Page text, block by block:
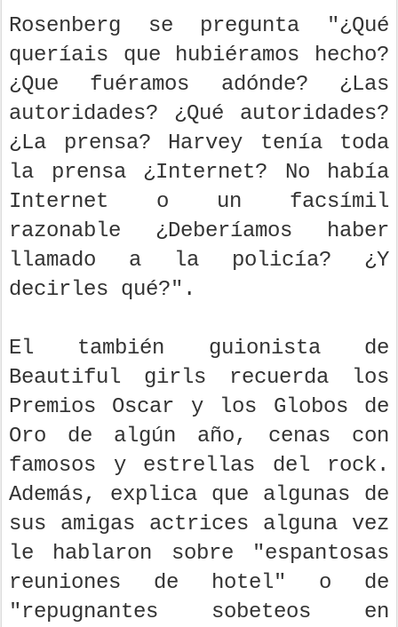
Rosenberg se pregunta "¿Qué
queríais que hubiéramos hecho?
¿Que fuéramos adónde? ¿Las
autoridades? ¿Qué autoridades?
¿La prensa? Harvey tenía toda
la prensa ¿Internet? No había
Internet o un facsímil
razonable ¿Deberíamos haber
llamado a la policía? ¿Y
decirles qué?".
El también guionista de
Beautiful girls recuerda los
Premios Oscar y los Globos de
Oro de algún año, cenas con
famosos y estrellas del rock.
Además, explica que algunas de
sus amigas actrices alguna vez
le hablaron sobre "espantosas
reuniones de hotel" o de
"repugnantes sobeteos en